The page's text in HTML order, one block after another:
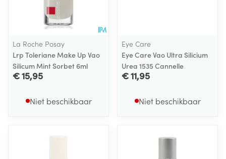
La Roche Posay
Lrp Toleriane Make Up Vao
Silicum Mint Sorbet 6ml
€ 15,95
Niet beschikbaar
Eye Care
Eye Care Vao Ultra Silicium
Urea 1535 Cannelle
€ 11,95
Niet beschikbaar